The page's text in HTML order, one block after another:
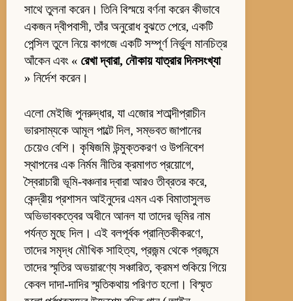
সাথে তুলনা করেন। তিনি বিস্ময়ে বর্ণনা করেন কীভাবে
একজন দ্বীপবাসী, তাঁর অনুরোধ বুঝতে পেরে, একটি
পেন্সিল তুলে নিয়ে কাগজে একটি সম্পূর্ণ নির্ভুল মানচিত্র
আঁকেন এবং «রেখা দ্বারা, নৌকায় যাত্রার দিনসংখ্যা
» নির্দেশ করেন।
এলো মেইজি পুনরুদ্ধার, যা এজোর শতাব্দীপ্রাচীন
ভারসাম্যকে আমূল পাল্টে দিল, সম্ভবত জাপানের
চেয়েও বেশি। কৃষিজমি উন্মুক্তকরণ ও উপনিবেশ
স্থাপনের এক নির্মম নীতির ক্রমাগত প্রয়োগে,
স্বৈরাচারী ভূমি-বঞ্চনার দ্বারা আরও তীব্রতর করে,
কেন্দ্রীয় প্রশাসন আইনুদের এমন এক বিমাতাসুলভ
অভিভাবকত্বের অধীনে আনল যা তাদের ভূমির নাম
পর্যন্ত মুছে দিল। এই বলপূর্বক প্রান্তিকীকরণে,
তাদের সমৃদ্ধ মৌখিক সাহিত্য, প্রজন্ম থেকে প্রজন্মে
তাদের স্মৃতির অভয়ারণ্যে সঞ্চারিত, ক্রমশ শুকিয়ে গিয়ে
কেবল দাদা-দাদির স্মৃতিকথায় পরিণত হলো। বিস্মৃত